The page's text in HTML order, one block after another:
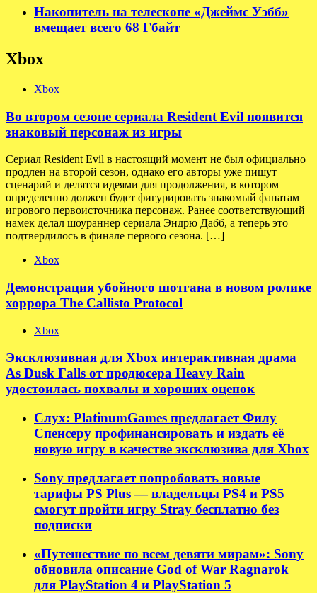
Накопитель на телескопе «Джеймс Уэбб»
вмещает всего 68 Гбайт
Xbox
Xbox
Во втором сезоне сериала Resident Evil появится
знаковый персонаж из игры
Сериал Resident Evil в настоящий момент не был официально
продлен на второй сезон, однако его авторы уже пишут
сценарий и делятся идеями для продолжения, в котором
определенно должен будет фигурировать знакомый фанатам
игрового первоисточника персонаж. Ранее соответствующий
намек делал шоураннер сериала Эндрю Дабб, а теперь это
подтвердилось в финале первого сезона. […]
Xbox
Демонстрация убойного шотгана в новом ролике
хоррора The Callisto Protocol
Xbox
Эксклюзивная для Xbox интерактивная драма
As Dusk Falls от продюсера Heavy Rain
удостоилась похвалы и хороших оценок
Слух: PlatinumGames предлагает Филу
Спенсеру профинансировать и издать её
новую игру в качестве эксклюзива для Xbox
Sony предлагает попробовать новые
тарифы PS Plus — владельцы PS4 и PS5
смогут пройти игру Stray бесплатно без
подписки
«Путешествие по всем девяти мирам»: Sony
обновила описание God of War Ragnarok
для PlayStation 4 и PlayStation 5